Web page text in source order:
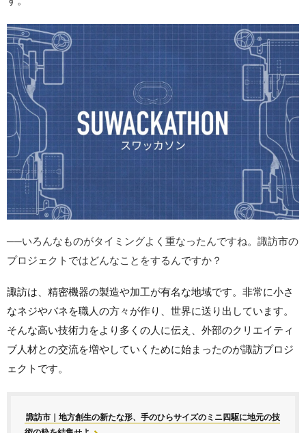
──いろんなものがタイミングよく重なったんですね。諏訪市の
プロジェクトではどんなことをするんですか？
諏訪は、精密機器の製造や加工が有名な地域です。非常に小さ
なネジやバネを職人の方々が作り、世界に送り出しています。
そんな高い技術力をより多くの人に伝え、外部のクリエイティ
ブ人材との交流を増やしていくために始まったのが諏訪プロジ
ェクトです。
諏訪市｜地方創生の新たな形、手のひらサイズのミニ四駆に地元の技